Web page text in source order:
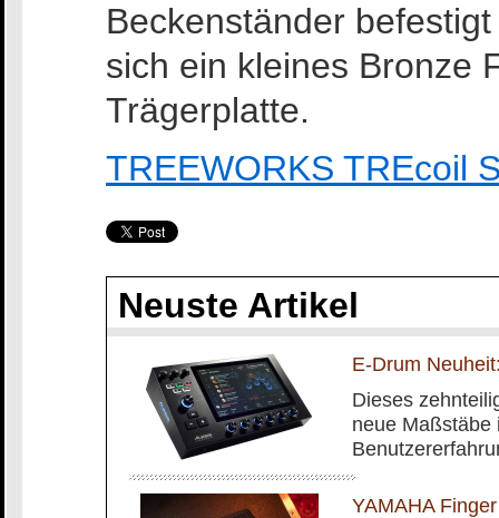
Beckenständer
sich ein kleines Bronze
Trägerplatte.
TREEWORKS TREcoil
Neuste Artikel
E-Drum
Dieses
neue Maßstäbe
YAMAHA